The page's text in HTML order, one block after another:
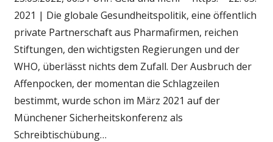
2021 | Die globale Gesundheitspolitik, eine öffentlich
private Partnerschaft aus Pharmafirmen, reichen
Stiftungen, den wichtigsten Regierungen und der
WHO, überlässt nichts dem Zufall. Der Ausbruch der
Affenpocken, der momentan die Schlagzeilen
bestimmt, wurde schon im März 2021 auf der
Münchener Sicherheitskonferenz als
Schreibtischübung…